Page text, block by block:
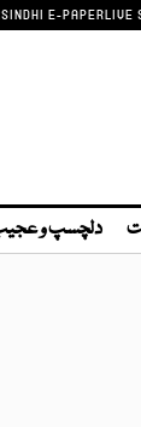
SINDHI E-PAPERLIVE
دلچسپ و